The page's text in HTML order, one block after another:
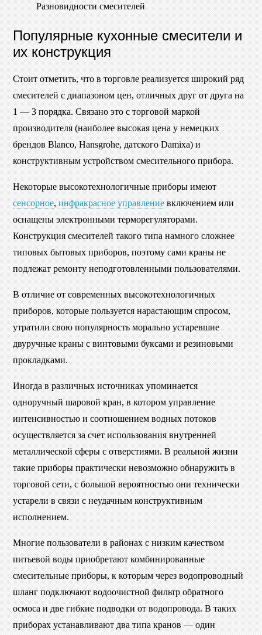
Разновидности смесителей
Популярные кухонные смесители и
их конструкция
Стоит отметить, что в торговле реализуется широкий ряд
смесителей с диапазоном цен, отличных друг от друга на
1 — 3 порядка. Связано это с торговой маркой
производителя (наиболее высокая цена у немецких
брендов Blanco, Hansgrohe, датского Damixa) и
конструктивным устройством смесительного прибора.
Некоторые высокотехнологичные приборы имеют
сенсорное, инфракрасное управление включением или
оснащены электронными терморегуляторами.
Конструкция смесителей такого типа намного сложнее
типовых бытовых приборов, поэтому сами краны не
подлежат ремонту неподготовленными пользователями.
В отличие от современных высокотехнологичных
приборов, которые пользуется нарастающим спросом,
утратили свою популярность морально устаревшие
двуручные краны с винтовыми буксами и резиновыми
прокладками.
Иногда в различных источниках упоминается
одноручный шаровой кран, в котором управление
интенсивностью и соотношением водных потоков
осуществляется за счет использования внутренней
металлической сферы с отверстиями. В реальной жизни
такие приборы практически невозможно обнаружить в
торговой сети, с большой вероятностью они технически
устарели в связи с неудачным конструктивным
исполнением.
Многие пользователи в районах с низким качеством
питьевой воды приобретают комбинированные
смесительные приборы, к которым через водопроводный
шланг подключают водоочистной фильтр обратного
осмоса и две гибкие подводки от водопровода. В таких
приборах устанавливают два типа кранов — один